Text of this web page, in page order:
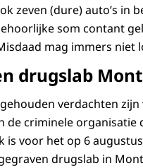
zeven (dure) auto’s in
som contant
mag immers niet
drugslab
verdachten
de criminele organisatie
is voor het op 6
drugslab in